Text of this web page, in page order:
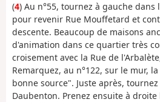
(4) Au n°55, tournez à gauche dans
pour revenir Rue Mouffetard et
descente. Beaucoup de maisons
d'animation dans ce quartier très
croisement avec la Rue de
Remarquez, au n°122, sur le mur,
bonne source". Juste après,
Daubenton. Prenez ensuite à